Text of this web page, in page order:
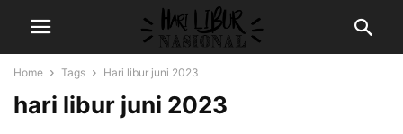
Home Tags Hari libur juni 2023
hari libur juni 2023